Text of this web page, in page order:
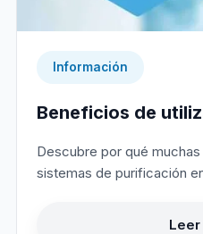
Información
Beneficios de
Descubre por qué
sistemas de purificación
Leer